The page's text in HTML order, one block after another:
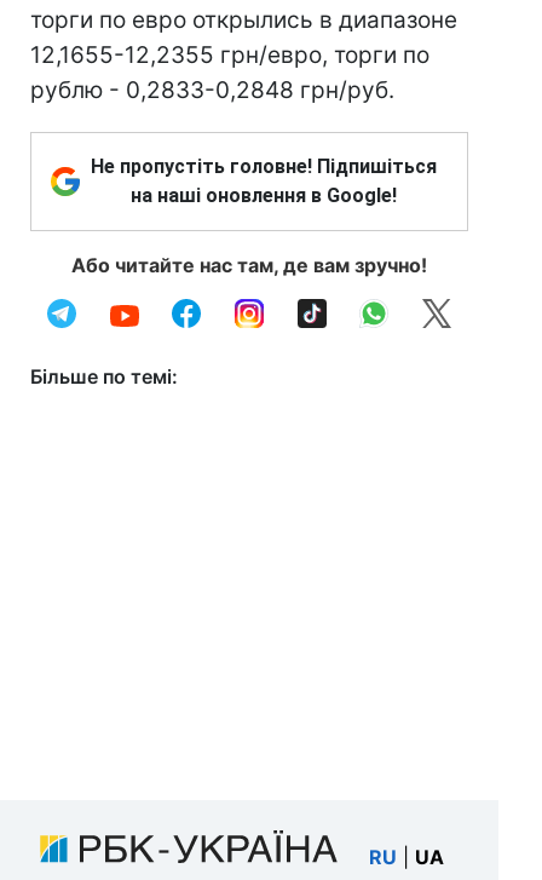
торги по евро открылись в диапазоне
12,1655-12,2355 грн/евро, торги по
рублю - 0,2833-0,2848 грн/руб.
Не пропустіть головне! Підпишіться
на наші оновлення в Google!
Або читайте нас там, де вам зручно!
Більше по темі:
RU UA